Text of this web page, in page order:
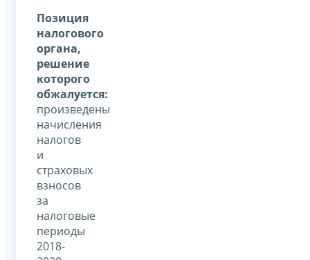
Позиция
налогового
органа,
решение
которого
обжалуется:
произведены
начисления
налогов
и
страховых
взносов
за
налоговые
периоды
2018-